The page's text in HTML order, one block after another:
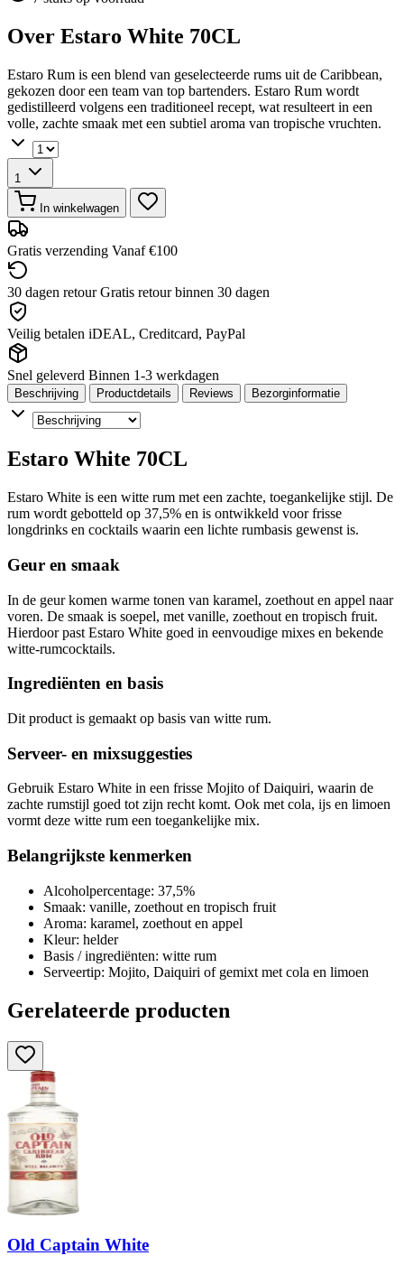
Over Estaro White 70CL
Estaro Rum is een blend van geselecteerde rums uit de Caribbean,
gekozen door een team van top bartenders. Estaro Rum wordt
gedistilleerd volgens een traditioneel recept, wat resulteert in een
volle, zachte smaak met een subtiel aroma van tropische vruchten.
1
In winkelwagen
Gratis verzending Vanaf €100
30 dagen retour Gratis retour binnen 30 dagen
Veilig betalen iDEAL, Creditcard, PayPal
Snel geleverd Binnen 1-3 werkdagen
Beschrijving Productdetails Reviews Bezorginformatie
Estaro White 70CL
Estaro White is een witte rum met een zachte, toegankelijke stijl. De
rum wordt gebotteld op 37,5% en is ontwikkeld voor frisse
longdrinks en cocktails waarin een lichte rumbasis gewenst is.
Geur en smaak
In de geur komen warme tonen van karamel, zoethout en appel naar
voren. De smaak is soepel, met vanille, zoethout en tropisch fruit.
Hierdoor past Estaro White goed in eenvoudige mixes en bekende
witte-rumcocktails.
Ingrediënten en basis
Dit product is gemaakt op basis van witte rum.
Serveer- en mixsuggesties
Gebruik Estaro White in een frisse Mojito of Daiquiri, waarin de
zachte rumstijl goed tot zijn recht komt. Ook met cola, ijs en limoen
vormt deze witte rum een toegankelijke mix.
Belangrijkste kenmerken
Alcoholpercentage: 37,5%
Smaak: vanille, zoethout en tropisch fruit
Aroma: karamel, zoethout en appel
Kleur: helder
Basis / ingrediënten: witte rum
Serveertip: Mojito, Daiquiri of gemixt met cola en limoen
Gerelateerde producten
Old Captain White